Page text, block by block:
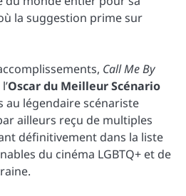
la suggestion prime sur
Call Me By
Oscar du Meilleur Scénario
au légendaire scénariste
ailleurs reçu de multiples
définitivement dans la liste
du cinéma LGBTQ+ et de